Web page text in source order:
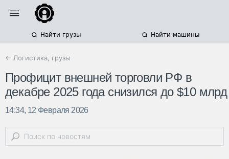
Найти грузы Найти машины
← Логистика, грузы
Профицит внешней торговли РФ в
декабре 2025 года снизился до $10 млрд
14:34, 12 Февраля 2026